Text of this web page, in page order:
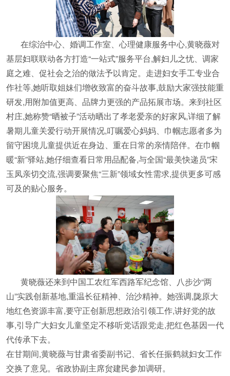
在综治中心、婚调工作室、心理健康服务中心,黄晓薇对
基层妇联联动各方打造“一站式”服务平台,解妇儿之忧、调家
庭之难、促社会之治的做法予以肯定。走进妇女手工专业合
作社等,她听取姐妹们增收致富的奋斗故事,鼓励大家强技能重
研发,用附加值更高、品牌力更强的产品拓展市场。来到社区
村庄,她称赞“晒被子”活动晒出了孝老爱亲的好家风,详细了解
暑期儿童关爱行动开展情况,叮嘱爱心妈妈、巾帼志愿者多为
留守困境儿童提供近在身边、重在日常的亲情陪伴。在巾帼
暖“新”驿站,她仔细查看日常用品配备,与全国“最美快递员”宋
玉凤亲切交流,强调要聚焦“三新”领域女性需求,提供更多可感
可及的贴心服务。
黄晓薇还来到中国工农红军西路军纪念馆、八步沙“两
山”实践创新基地,重温长征精神、治沙精神。她强调,陇原大
地红色资源丰富,要守正创新思想政治引领工作,讲好党的故
事,引导广大妇女儿童坚定不移听党话跟党走,把红色基因一代
代传承下去。
在甘期间,黄晓薇与甘肃省委副书记、省长任振鹤就妇女工作
交换了意见。省政协副主席贠建民参加调研。